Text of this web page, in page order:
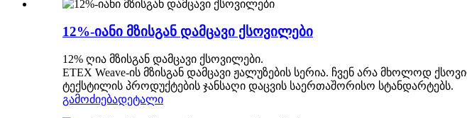
12%-იანი მზისგან დამცავი ქსოვილები
12% ღია მზისგან დამცავი ქსოვილები.
ETEX Weave-ის მზისგან დამცავი ჟალუზების სერია. ჩვენ არა მხოლოდ
ტექსტილის პროდუქტების ჯანსაღი დაცვის საერთაშორისო სტანდარტებს.
გამოძიებადეტალი